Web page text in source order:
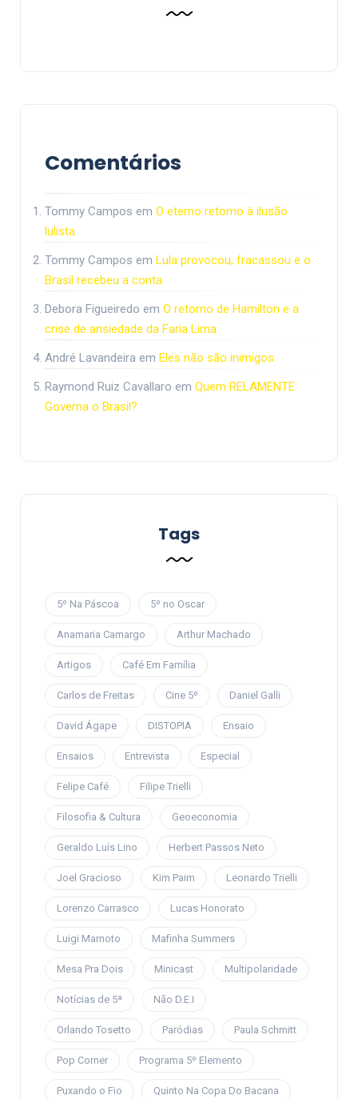
Comentários
Tommy Campos em O eterno retorno à ilusão
lulista
Tommy Campos em Lula provocou, fracassou e o
Brasil recebeu a conta
Debora Figueiredo em O retorno de Hamilton e a
crise de ansiedade da Faria Lima
André Lavandeira em Eles não são inimigos
Raymond Ruiz Cavallaro em Quem RELAMENTE
Governa o Brasil?
Tags
5º Na Páscoa 5º no Oscar
Anamaria Camargo Arthur Machado
Artigos Café Em Família
Carlos de Freitas Cine 5º Daniel Galli
David Ágape DISTOPIA Ensaio
Ensaios Entrevista Especial
Felipe Café Filipe Trielli
Filosofia & Cultura Geoeconomia
Geraldo Luís Lino Herbert Passos Neto
Joel Gracioso Kim Paim Leonardo Trielli
Lorenzo Carrasco Lucas Honorato
Luigi Marnoto Mafinha Summers
Mesa Pra Dois Minicast Multipolaridade
Notícias de 5ª Não D.E.I
Orlando Tosetto Paródias Paula Schmitt
Pop Corner Programa 5º Elemento
Puxando o Fio Quinto Na Copa Do Bacana